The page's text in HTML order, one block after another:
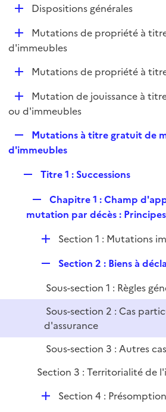
p
l
i
e
r
D
l
Dispositions générales
D
é
e
r
Mutations de propriété à
d'immeubles
D
l
r
Mutations de propriété à
D
é
i
Mutation de jouissance à
ou d'immeubles
e
l
r
Mutations à titre gratuit de
d'immeubles
p
l
Titre 1 : Successions
e
l
r
Chapitre 1 : Champ
mutation par décès : Principes
D
i
e
r
Section 1 : Mutations
p
e
r
Section 2 : Biens à
Sous-section 1 : Règles
Sous-section 2 : Cas
d'assurance
Sous-section 3 : Autres
Section 3 : Territorialité de
DSection 4 :